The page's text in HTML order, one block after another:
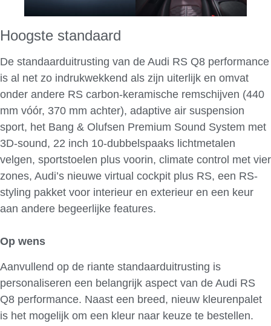
Hoogste standaard
De standaarduitrusting van de Audi RS Q8 performance
is al net zo indrukwekkend als zijn uiterlijk en omvat
onder andere RS carbon-keramische remschijven (440
mm vóór, 370 mm achter), adaptive air suspension
sport, het Bang & Olufsen Premium Sound System met
3D-sound, 22 inch 10-dubbelspaaks lichtmetalen
velgen, sportstoelen plus voorin, climate control met vier
zones, Audi’s nieuwe virtual cockpit plus RS, een RS-
styling pakket voor interieur en exterieur en een keur
aan andere begeerlijke features.
Op wens
Aanvullend op de riante standaarduitrusting is
personaliseren een belangrijk aspect van de Audi RS
Q8 performance. Naast een breed, nieuw kleurenpalet
is het mogelijk om een kleur naar keuze te bestellen.